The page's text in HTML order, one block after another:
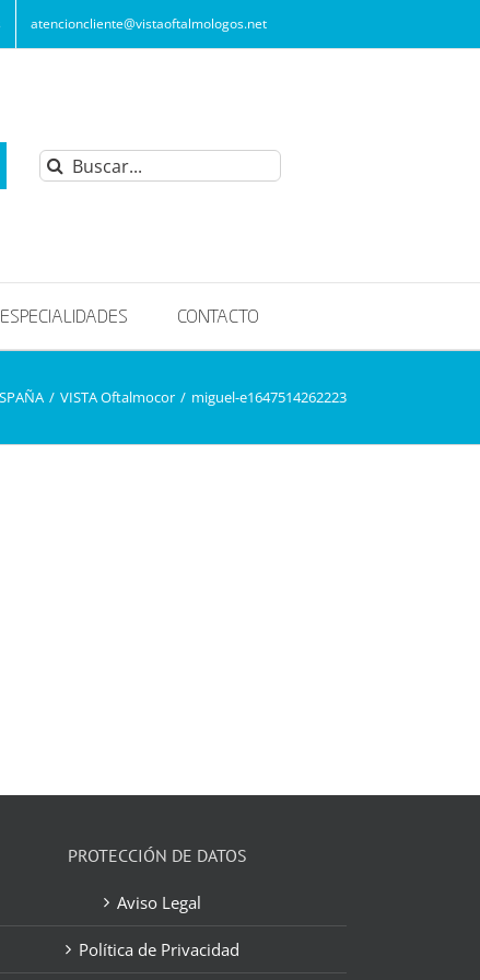
atencioncliente@vistaoftalmologos.net
Buscar:
ESPECIALIDADES CONTACTO
/ VISTA Oftalmocor / miguel-e1647514262223
PROTECCIÓN DE DATOS
Aviso Legal
Política de Privacidad